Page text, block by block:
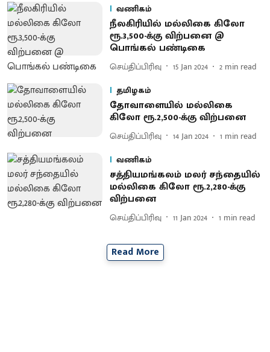
வணிகம்
நீலகிரியில் மல்லிகை கிலோ
ரூ.3,500-க்கு விற்பனை @
பொங்கல் பண்டிகை
செய்திப்பிரிவு 15 Jan 2024 2 min read
தமிழகம்
தோவாளையில் மல்லிகை
கிலோ ரூ.2,500-க்கு விற்பனை
செய்திப்பிரிவு 14 Jan 2024 1 min read
வணிகம்
சத்தியமங்கலம் மலர் சந்தையில்
மல்லிகை கிலோ ரூ.2,280-க்கு
விற்பனை
செய்திப்பிரிவு 11 Jan 2024 1 min read
Read More